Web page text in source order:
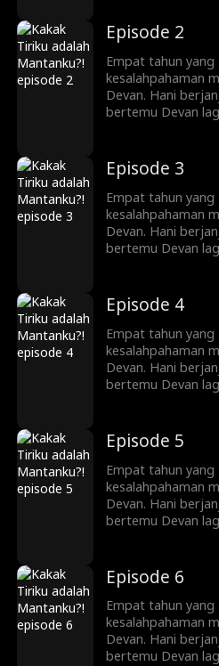
mereka berdua
Episode 2
Empat tahun yang
kesalahpahaman
Devan. Hani
bertemu Devan
mereka berdua
Episode 3
Empat tahun yang
kesalahpahaman
Devan. Hani
bertemu Devan
mereka berdua
Episode 4
Empat tahun yang
kesalahpahaman
Devan. Hani
bertemu Devan
mereka berdua
Episode 5
Empat tahun yang
kesalahpahaman
Devan. Hani
bertemu Devan
mereka berdua
Episode 6
Empat tahun yang
kesalahpahaman
Devan. Hani
bertemu Devan